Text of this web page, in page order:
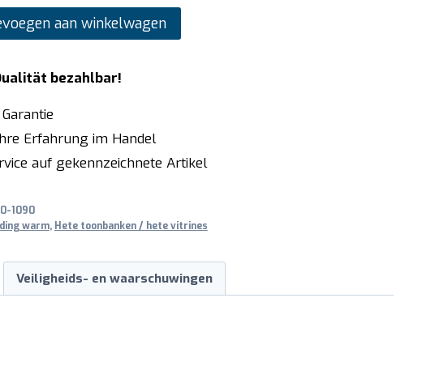
aan winkelwagen
bezahlbar!
Erfahrung im Handel
auf gekennzeichnete Artikel
1090
warm, Hete toonbanken / hete vitrines
Veiligheids- en waarschuwingen